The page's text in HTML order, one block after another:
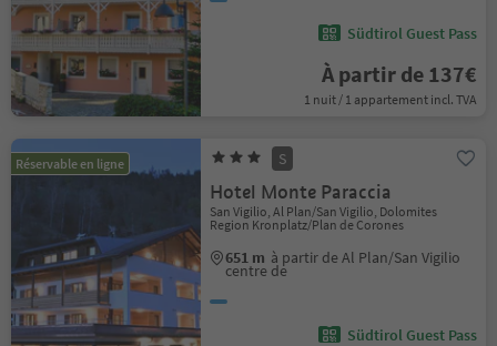
Südtirol Guest Pass
À partir de 137€
1 nuit / 1 appartement incl. TVA
Réservable en ligne S
Hotel Monte Paraccia
San Vigilio, Al Plan/San Vigilio, Dolomites
Region Kronplatz/Plan de Corones
651 m à partir de Al Plan/San Vigilio
centre de
Südtirol Guest Pass